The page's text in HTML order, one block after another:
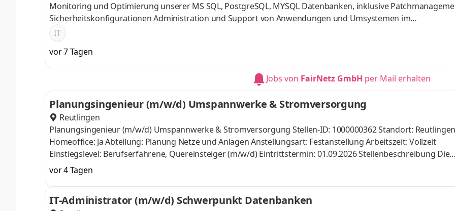
Monitoring und Optimierung unserer MS SQL, PostgreSQL, MYSQL Datenbanken, inklusive
Sicherheitskonfigurationen Administration und Support von Anwendungen und Umsystemen im
energiewirtschaftlichen Umfeld Sicherstellung eines reibungslosen Betriebs, Fehleranalyse,
sowie Unterstützung der Fachbereiche
IT
vor 7 Tagen
Jobs von FairNetz GmbH per Mail erhalten
Planungsingenieur (m/w/d) Umspannwerke & Stromversorgung
Reutlingen
Planungsingenieur (m/w/d) Umspannwerke & Stromversorgung Stellen-ID: 1000000362 Standort: Reutlingen
Homeoffice: Ja Abteilung: Planung Netze und Anlagen Anstellungsart: Festanstellung Arbeitszeit: Vollzeit
Einstiegslevel: Berufserfahrene, Quereinsteiger (m/w/d) Eintrittstermin: 01.09.2026 Stellenbeschreibung Die
Energiewende stellt neue Anforderungen an unsere Stromnetze. Deshalb treiben wir den Ausbau der Hoch-
Mittelspannungsnetze sowie unserer Umspannwerke und Schwerpunktstationen voran. Sie wollen die
elektrotechnische Fachplanung übernehmen, die technische Qualität unserer Anlagen sichern und eng mit
Projektleitung zusammenarbeiten? Dann suchen wir Sie als Planungsingenieur (m/w
vor 4 Tagen
IT-Administrator (m/w/d) Schwerpunkt Datenbanken